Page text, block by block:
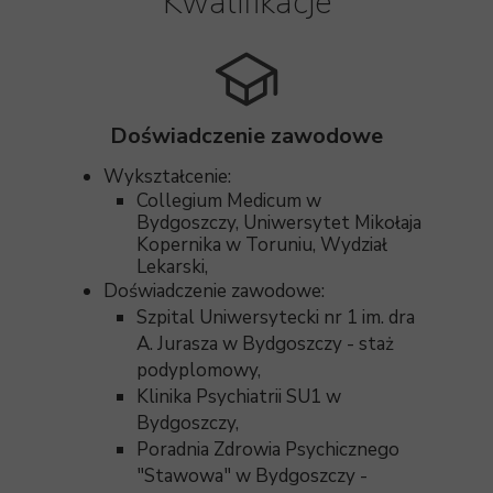
Doświadczenie zawodowe
Wykształcenie:
Collegium Medicum w
Bydgoszczy, Uniwersytet Mikołaja
Kopernika w Toruniu, Wydział
Lekarski,
Doświadczenie zawodowe:
Szpital Uniwersytecki nr 1 im. dra
A. Jurasza w Bydgoszczy - staż
podyplomowy,
Klinika Psychiatrii SU1 w
Bydgoszczy,
Poradnia Zdrowia Psychicznego
"Stawowa" w Bydgoszczy -